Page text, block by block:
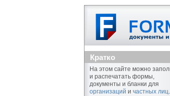
Кратко
На этом сайте можно
и распечатать формы,
документы и бланки для
организаций и частных лиц.